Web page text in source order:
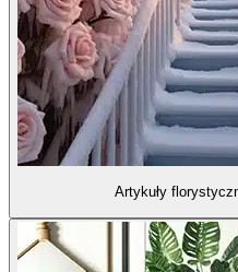
Artykuły